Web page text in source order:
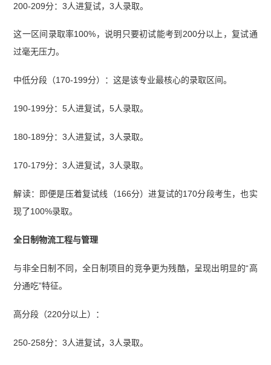
200-209分：3人进复试，3人录取。
这一区间录取率100%，说明只要初试能考到200分以上，复试通
过毫无压力。
中低分段（170-199分）：这是该专业最核心的录取区间。
190-199分：5人进复试，5人录取。
180-189分：3人进复试，3人录取。
170-179分：3人进复试，3人录取。
解读：即便是压着复试线（166分）进复试的170分段考生，也实
现了100%录取。
全日制物流工程与管理
与非全日制不同，全日制项目的竞争更为残酷，呈现出明显的“高
分通吃”特征。
高分段（220分以上）：
250-258分：3人进复试，3人录取。